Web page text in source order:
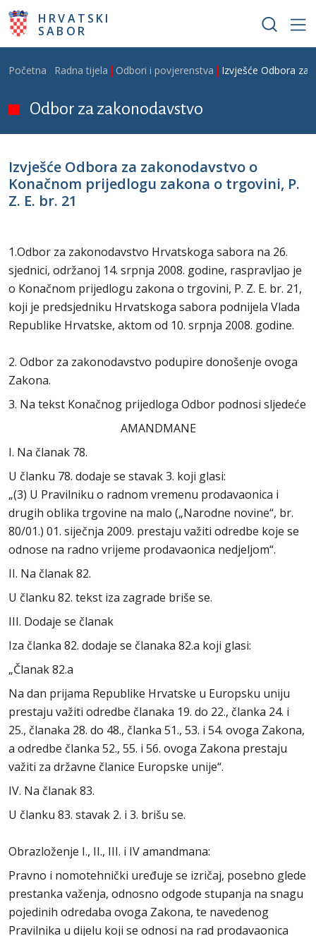
Skoči na glavni sadržaj
HRVATSKI
SABOR
Breadcrumb
Početna Radna tijela Odbori i povjerenstva Izvješće Odbora za
Odbor za zakonodavstvo
Izvješće Odbora za zakonodavstvo o
Konačnom prijedlogu zakona o trgovini, P.
Z. E. br. 21
1.Odbor za zakonodavstvo Hrvatskoga sabora na 26.
sjednici, održanoj 14. srpnja 2008. godine, raspravljao je
o Konačnom prijedlogu zakona o trgovini, P. Z. E. br. 21,
koji je predsjedniku Hrvatskoga sabora podnijela Vlada
Republike Hrvatske, aktom od 10. srpnja 2008. godine.
2. Odbor za zakonodavstvo podupire donošenje ovoga
Zakona.
3. Na tekst Konačnog prijedloga Odbor podnosi sljedeće
AMANDMANE
I. Na članak 78.
U članku 78. dodaje se stavak 3. koji glasi:
„(3) U Pravilniku o radnom vremenu prodavaonica i
drugih oblika trgovine na malo („Narodne novine“, br.
80/01.) 01. siječnja 2009. prestaju važiti odredbe koje se
odnose na radno vrijeme prodavaonica nedjeljom“.
II. Na članak 82.
U članku 82. tekst iza zagrade briše se.
III. Dodaje se članak
Iza članka 82. dodaje se članaka 82.a koji glasi:
„Članak 82.a
Na dan prijama Republike Hrvatske u Europsku uniju
prestaju važiti odredbe članaka 19. do 22., članka 24. i
25., članaka 28. do 48., članka 51., 53. i 54. ovoga Zakona,
a odredbe članka 52., 55. i 56. ovoga Zakona prestaju
važiti za državne članice Europske unije“.
IV. Na članak 83.
U članku 83. stavak 2. i 3. brišu se.
Obrazloženje I., II., III. i IV amandmana:
Pravno i nomotehnički uređuje se izričaj, posebno glede
prestanka važenja, odnosno odgode stupanja na snagu
pojedinih odredaba ovoga Zakona, te navedenog
Pravilnika u dijelu koji se odnosi na rad prodavaonica